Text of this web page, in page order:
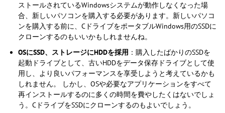
ストールされているWindowsシステムが動作しなくなった場
合、新しいパソコンを購入する必要があります。新しいパソコ
ンを購入する前に、CドライブをポータブルWindows用のSSDに
クローンするのもいいかもしれませんね。
OSにSSD、ストレージにHDDを採用 ：購入したばかりのSSDを
起動ドライブとして、古いHDDをデータ保存ドライブとして使
用し、より良いパフォーマンスを享受しようと考えているかも
しれません。 しかし、OSや必要なアプリケーションをすべて
再インストールするのに多くの時間を費やしたくはないでしょ
う。CドライブをSSDにクローンするのもよいでしょう。